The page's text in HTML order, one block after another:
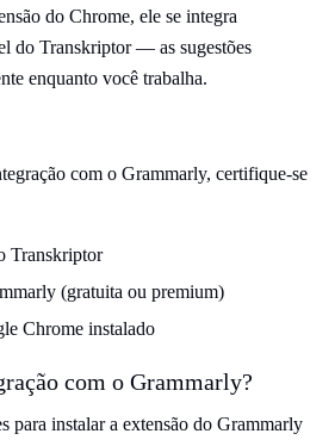
do Chrome, ele se integra
do Transkriptor — as sugestões
enquanto você trabalha.
com o Grammarly, certifique-se
Transkriptor
(gratuita ou premium)
Chrome instalado
com o Grammarly?
para instalar a extensão do Grammarly